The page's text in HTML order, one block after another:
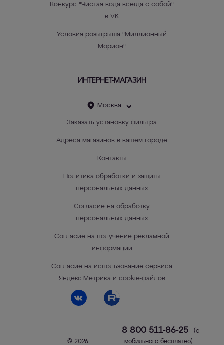
Конкурс "Чистая вода всегда с собой"
в VK
Условия розыгрыша "Миллионный
Морион"
ИНТЕРНЕТ-МАГАЗИН
Москва
Заказать установку фильтра
Адреса магазинов в вашем городе
Контакты
Политика обработки и защиты
персональных данных
Согласие на обработку
персональных данных
Согласие на получение рекламной
информации
Согласие на использование сервиса
Яндекс.Метрика и cookie-файлов
© 2026
8 800 511-86-25
(с
мобильного бесплатно)